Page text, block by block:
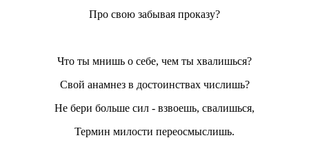
Про свою забывая проказу?
Что ты мнишь о себе, чем ты хвалишься?
Свой анамнез в достоинствах числишь?
Не бери больше сил - взвоешь, свалишься,
Термин милости переосмыслишь.